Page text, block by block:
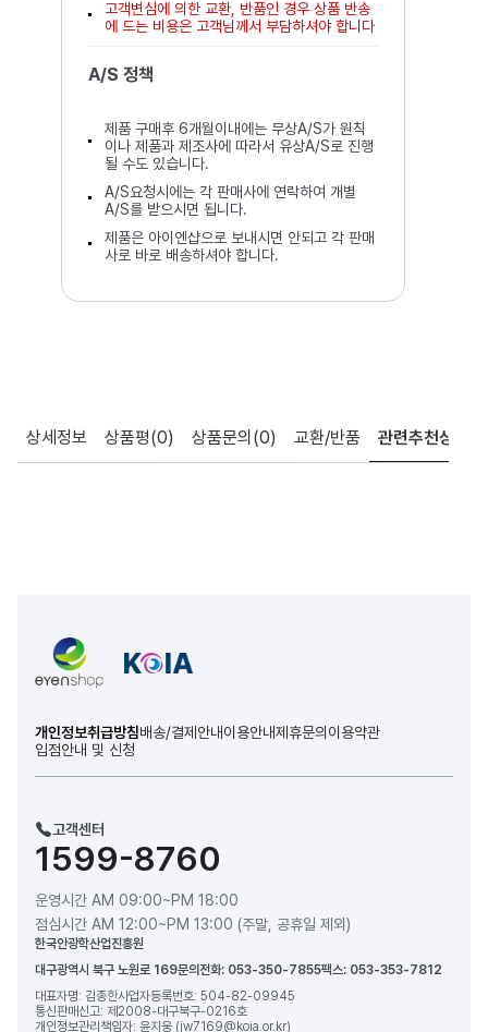
고객변심에 의한 교환, 반품인 경우 상품 반송
에 드는 비용은 고객님께서 부담하셔야 합니다
A/S 정책
제품 구매후 6개월이내에는 무상A/S가 원칙
이나 제품과 제조사에 따라서 유상A/S로 진행
될 수도 있습니다.
A/S요청시에는 각 판매사에 연락하여 개별
A/S를 받으시면 됩니다.
제품은 아이엔샵으로 보내시면 안되고 각 판매
사로 바로 배송하셔야 합니다.
상세정보 상품평(0) 상품문의 (0) 교환/반품 관련추천상품
개인정보취급방침배송/결제안내이용안내제휴문의 이용약관
입점안내 및 신청
고객센터
1599-8760
운영시간 AM 09:00~PM 18:00
점심시간 AM 12:00~PM 13:00 (주말, 공휴일 제외)
한국안광학산업진흥원
대구광역시 북구 노원로 169문의전화: 053-350-7855팩스: 053-353-7812
대표자명: 김종한사업자등록번호: 504-82-09945
통신판매신고: 제2008-대구북구-0216호
개인정보관리책임자: 윤지웅 (jw7169@koia.or.kr)